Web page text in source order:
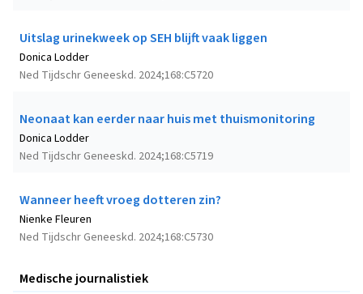
Uitslag urinekweek op SEH blijft vaak liggen
Ned Tijdschr Geneeskd. 2024;168:C5720
Donica Lodder
Neonaat kan eerder naar huis met thuismonitoring
Ned Tijdschr Geneeskd. 2024;168:C5719
Donica Lodder
Wanneer heeft vroeg dotteren zin?
Ned Tijdschr Geneeskd. 2024;168:C5730
Nienke Fleuren
Medische journalistiek